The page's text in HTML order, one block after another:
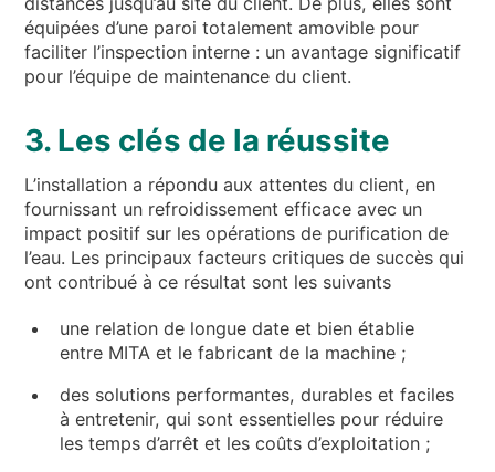
équipées d’une paroi totalement amovible pour
faciliter l’inspection interne : un avantage significatif
pour l’équipe de maintenance du client.
3. Les clés de la réussite
L’installation a répondu aux attentes du client, en
fournissant un refroidissement efficace avec un
impact positif sur les opérations de purification de
l’eau. Les principaux facteurs critiques de succès qui
ont contribué à ce résultat sont les suivants
une relation de longue date et bien établie
entre MITA et le fabricant de la machine ;
des solutions performantes, durables et faciles
à entretenir, qui sont essentielles pour réduire
les temps d’arrêt et les coûts d’exploitation ;